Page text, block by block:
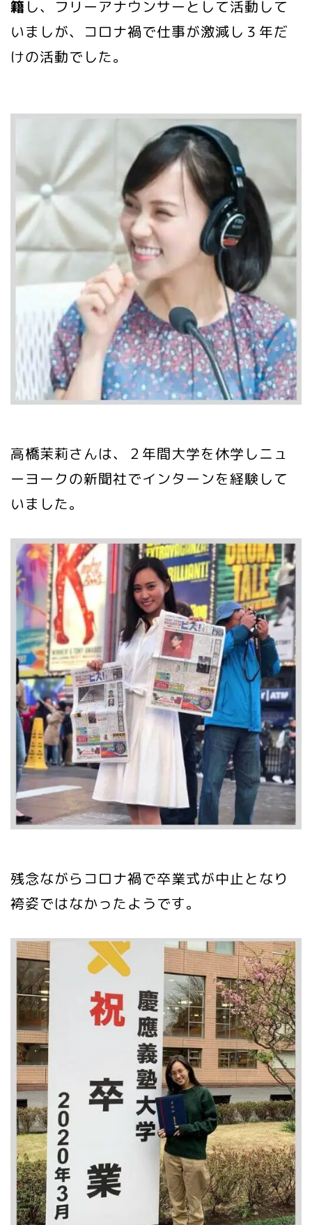
籍 し、フリーアナウンサーとして活動して
いましが、コロナ禍で仕事が激減し３年だ
けの活動でした。
高橋茉莉さんは、２年間大学を休学しニュ
ーヨークの新聞社でインターンを経験して
いました。
残念ながらコロナ禍で卒業式が中止となり
袴姿ではなかったようです。